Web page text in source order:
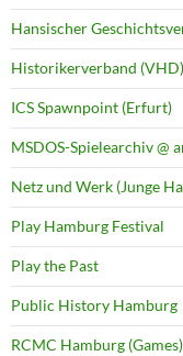
Hansischer
Historikerverband (VHD)
ICS Spawnpoint (Erfurt)
MSDOS-Spielearchiv @
Netz und Werk (Junge
Play Hamburg Festival
Play the Past
Public History Hamburg
RCMC Hamburg (Games)